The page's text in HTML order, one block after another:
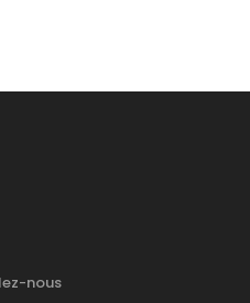
nous